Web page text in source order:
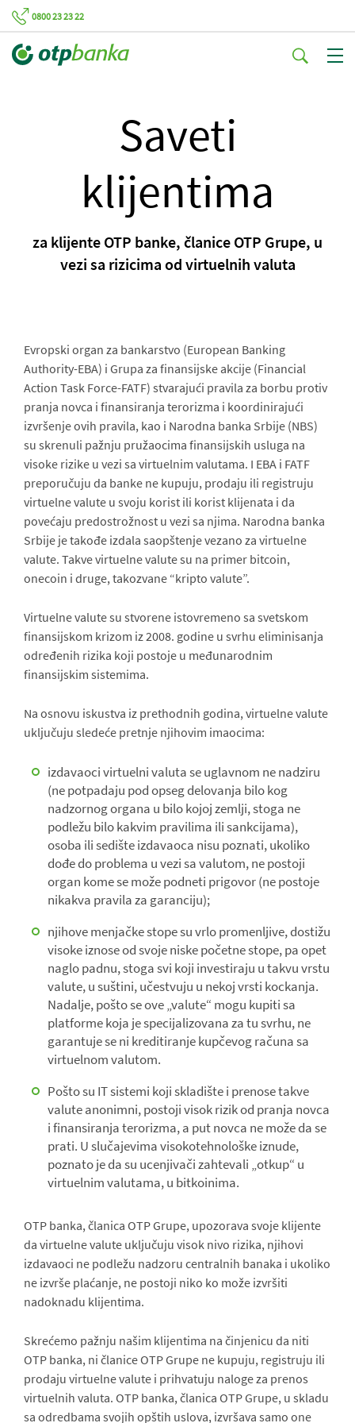
0800 23 23 22
Saveti
klijentima
za klijente OTP banke, članice OTP Grupe, u
vezi sa rizicima od virtuelnih valuta
Evropski organ za bankarstvo (European Banking
Authority-EBA) i Grupa za finansijske akcije (Financial
Action Task Force-FATF) stvarajući pravila za borbu protiv
pranja novca i finansiranja terorizma i koordinirajući
izvršenje ovih pravila, kao i Narodna banka Srbije (NBS)
su skrenuli pažnju pružaocima finansijskih usluga na
visoke rizike u vezi sa virtuelnim valutama. I EBA i FATF
preporučuju da banke ne kupuju, prodaju ili registruju
virtuelne valute u svoju korist ili korist klijenata i da
povećaju predostrožnost u vezi sa njima. Narodna banka
Srbije je takođe izdala saopštenje vezano za virtuelne
valute. Takve virtuelne valute su na primer bitcoin,
onecoin i druge, takozvane “kripto valute”.
Virtuelne valute su stvorene istovremeno sa svetskom
finansijskom krizom iz 2008. godine u svrhu eliminisanja
određenih rizika koji postoje u međunarodnim
finansijskim sistemima.
Na osnovu iskustva iz prethodnih godina, virtuelne valute
uključuju sledeće pretnje njihovim imaocima:
izdavaoci virtuelni valuta se uglavnom ne nadziru
(ne potpadaju pod opseg delovanja bilo kog
nadzornog organa u bilo kojoj zemlji, stoga ne
podležu bilo kakvim pravilima ili sankcijama),
osoba ili sedište izdavaoca nisu poznati, ukoliko
dođe do problema u vezi sa valutom, ne postoji
organ kome se može podneti prigovor (ne postoje
nikakva pravila za garanciju);
njihove menjačke stope su vrlo promenljive, dostižu
visoke iznose od svoje niske početne stope, pa opet
naglo padnu, stoga svi koji investiraju u takvu vrstu
valute, u suštini, učestvuju u nekoj vrsti kockanja.
Nadalje, pošto se ove „valute“ mogu kupiti sa
platforme koja je specijalizovana za tu svrhu, ne
garantuje se ni kreditiranje kupčevog računa sa
virtuelnom valutom.
Pošto su IT sistemi koji skladište i prenose takve
valute anonimni, postoji visok rizik od pranja novca
i finansiranja terorizma, a put novca ne može da se
prati. U slučajevima visokotehnološke iznude,
poznato je da su ucenjivači zahtevali „otkup“ u
virtuelnim valutama, u bitkoinima.
OTP banka, članica OTP Grupe, upozorava svoje klijente
da virtuelne valute uključuju visok nivo rizika, njihovi
izdavaoci ne podležu nadzoru centralnih banaka i ukoliko
ne izvrše plaćanje, ne postoji niko ko može izvršiti
nadoknadu klijentima.
Skrećemo pažnju našim klijentima na činjenicu da niti
OTP banka, ni članice OTP Grupe ne kupuju, registruju ili
prodaju virtuelne valute i prihvatuju naloge za prenos
virtuelnih valuta. OTP banka, članica OTP Grupe, u skladu
sa odredbama svojih opštih uslova, izvršava samo one